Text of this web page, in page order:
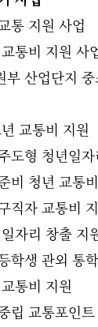
통 지원 사업
통비 지원 사
산업단지 중
교통비 지원
도형 청년일자
비 청년 교통
직자 교통비
자리 창출 지
학생 관외 통
통비 지원
립 교통포인트